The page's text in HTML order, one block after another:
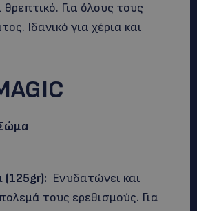
θρεπτικό. Για όλους τους
Ιδανικό για χέρια και
(125gr): Ενυδατώνει και
τους ερεθισμούς. Για